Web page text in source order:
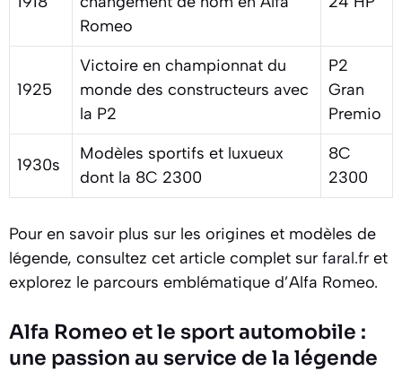
Romeo
1925
Victoire en championnat du
monde des constructeurs avec
la P2
P2
Gran
Premio
1930s
Modèles sportifs et luxueux
dont la 8C 2300
8C
2300
Pour en savoir plus sur les origines et modèles de
légende, consultez cet article complet sur faral.fr et
explorez le parcours emblématique d’Alfa Romeo.
Alfa Romeo et le sport automobile :
une passion au service de la légende